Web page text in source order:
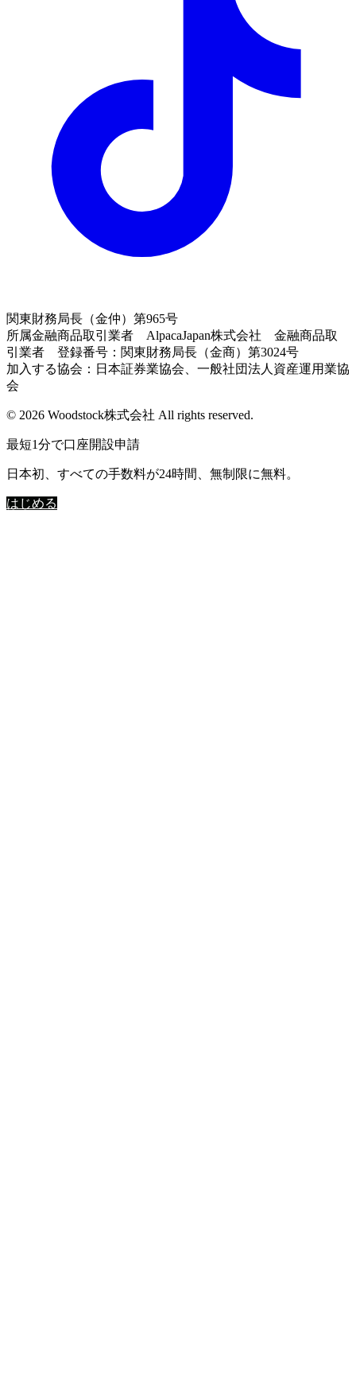
関東財務局長（金仲）第965号
所属金融商品取引業者 AlpacaJapan株式会社 金融商品取
引業者 登録番号：関東財務局長（金商）第3024号
加入する協会：日本証券業協会、一般社団法人資産運用業協
会
© 2026 Woodstock株式会社 All rights reserved.
最短1分で口座開設申請
日本初、すべての手数料が24時間、無制限に無料。
はじめる